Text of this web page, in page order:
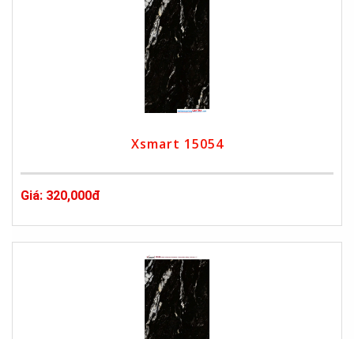
Xsmart 15054
Giá: 320,000đ